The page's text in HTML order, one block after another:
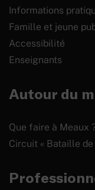
Informations
Famille et jeune
Accessibilité
Enseignants
Autour du
Que faire à Meaux
Circuit « Bataille de